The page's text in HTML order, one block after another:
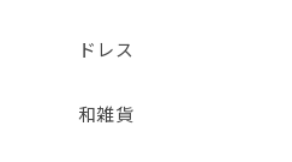
ドレス
和雑貨